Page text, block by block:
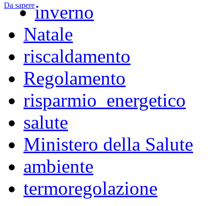
Da sapereinverno
Natale
riscaldamento
Regolamento
risparmio_energetico
salute
Ministero della Salute
ambiente
termoregolazione